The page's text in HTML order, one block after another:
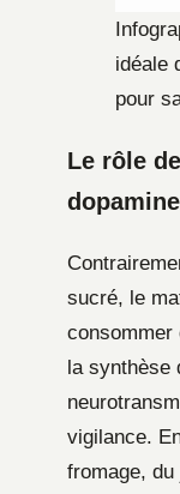
idéale
pour
Le rôle
dopamine
sucré, le
consommer
la synthèse
vigilance.
fromage, du